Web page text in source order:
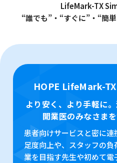
LifeMark-TX
“誰でも”・“すぐに”・“簡
HOPE LifeMark-
より安く、より手軽に
開業医のみなさま
患者向けサービスと密に
足度向上や、スタッフの
業を目指す先生や初めて